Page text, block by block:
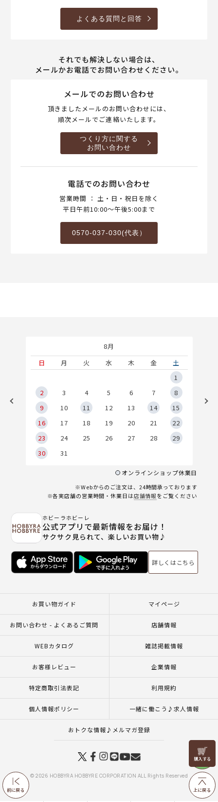
前に戻る
リリヤン
フェア
上に戻る
よくある質問と回答
それでも解決しない場合は、
メールかお電話でお問い合わせください。
メールでのお問い合わせ
頂きましたメールのお問い合わせには、
順次メールでご連絡いたします。
つくり方に関する
お問い合わせ
電話でのお問い合わせ
営業時間 ： 土・日・祝日を除く
平日午前10:00～午後5:00まで
0570-037-030(代表）
8月
日
月 火 水 木 金
土
1
2
3 4 5 6 7
8
9
10 11 12 13 14
15
16
17 18 19 20 21
22
23
24 25 26 27 28
29
30
31
オンラインショップ休業日
※Webからのご注文は、24時間承っております
※各実店舗の営業時間・休業日は店舗情報をご覧ください
ホビーラホビーレ
公式アプリで最新情報をお届け！
サクサク見られて、楽しいお買い物♪
詳しくはこちら
お買い物ガイド マイページ
お問い合わせ - よくあるご質問 店舗情報
WEBカタログ 雑誌掲載情報
お客様レビュー 企業情報
特定商取引法表記 利用規約
個人情報ポリシー 一緒に働こう♪求人情報
おトクな情報♪メルマガ登録
© 2026 HOBBYRA HOBBYRE CORPORATION ALL Rights Reserved